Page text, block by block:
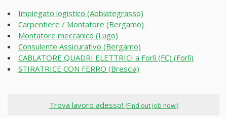
Impiegato logistico (Abbiategrasso)
Carpentiere / Montatore (Bergamo)
Montatore meccanico (Lugo)
Consulente Assicurativo (Bergamo)
CABLATORE QUADRI ELETTRICI a Forlì (FC) (Forlì)
STIRATRICE CON FERRO (Brescia)
Trova lavoro adesso! (Find out job now!)